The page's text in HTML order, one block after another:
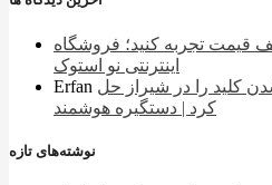
قیمت تجربه کنید؛ فروشگاه
اینترنتی نو استوک
Erfan کلید را در شیراز حل
کرد | دستگیره هوشمند
نوشته‌های تازه